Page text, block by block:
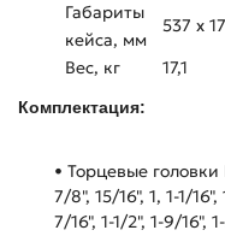
Габариты
кейса, мм
537 х
Вес, кг
17,1
Комплектация:
• Торцевые
7/8", 15/16", 1, 1-1/
7/16", 1-1/2", 1-9/16",